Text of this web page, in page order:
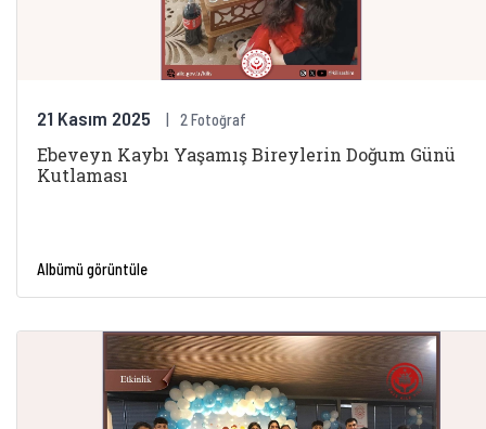
21 Kasım 2025 2 Fotoğraf
Ebeveyn Kaybı Yaşamış Bireylerin Doğum Günü
Kutlaması
Albümü görüntüle